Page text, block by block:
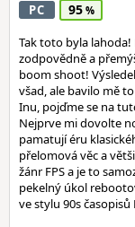
PC 95
Tak toto byla
zodpovědně a
boom shoot!
všad, ale bavilo mě
Inu, pojďme se na
Nejprve mi dovolte
pamatují éru
přelomová věc a
žánr FPS a je to
pekelný úkol
ve stylu 90s časopisů